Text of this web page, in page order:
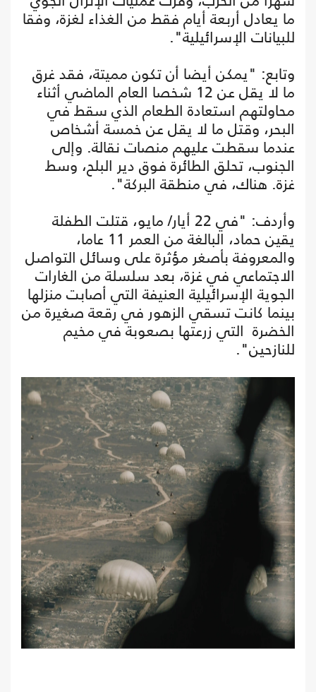
ما يعادل أربعة أيام فقط من الغذاء لغزة، وفقا
للبيانات الإسرائيلية".
وتابع: "يمكن أيضا أن تكون مميتة، فقد غرق
ما لا يقل عن 12 شخصا العام الماضي أثناء
محاولتهم استعادة الطعام الذي سقط في
البحر، وقتل ما لا يقل عن خمسة أشخاص
عندما سقطت عليهم منصات نقالة. وإلى
الجنوب، تحلق الطائرة فوق دير البلح، وسط
غزة. هناك، في منطقة البركة".
وأردف: "في 22 أيار/ مايو، قتلت الطفلة
يقين حماد، البالغة من العمر 11 عاما،
والمعروفة بأصغر مؤثرة على وسائل التواصل
الاجتماعي في غزة، بعد سلسلة من الغارات
الجوية الإسرائيلية العنيفة التي أصابت منزلها
بينما كانت تسقي الزهور في رقعة صغيرة من
الخضرة التي زرعتها بصعوبة في مخيم
للنازحين".